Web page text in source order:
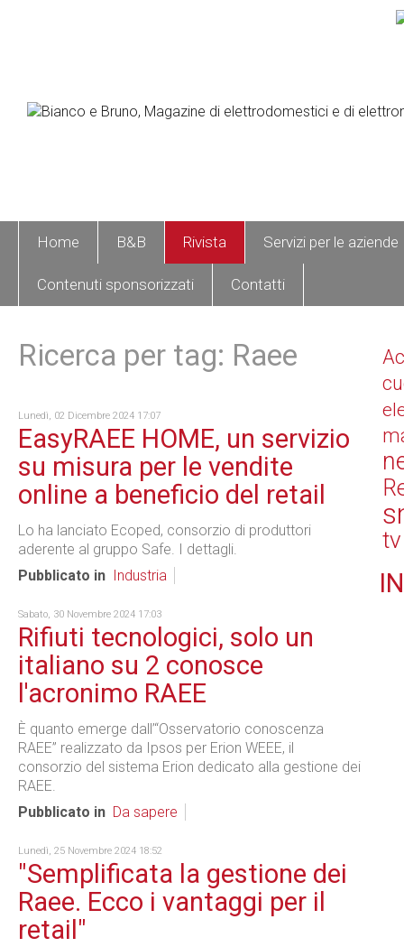
Home B&B Rivista Servizi per le aziende
Contenuti sponsorizzati Contatti
Ricerca per tag: Raee
Lunedì, 02 Dicembre 2024 17:07
EasyRAEE HOME, un servizio
su misura per le vendite
online a beneficio del retail
Lo ha lanciato Ecoped, consorzio di produttori
aderente al gruppo Safe. I dettagli.
Pubblicato in
Industria
Sabato, 30 Novembre 2024 17:03
Rifiuti tecnologici, solo un
italiano su 2 conosce
l'acronimo RAEE
È quanto emerge dall’“Osservatorio conoscenza
RAEE” realizzato da Ipsos per Erion WEEE, il
consorzio del sistema Erion dedicato alla gestione dei
RAEE.
Pubblicato in Da sapere
Lunedì, 25 Novembre 2024 18:52
"Semplificata la gestione dei
Raee. Ecco i vantaggi per il
retail"
tv
IN